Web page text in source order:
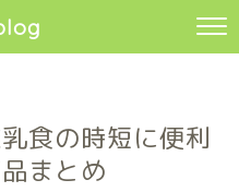
食の時短に便利
まとめ